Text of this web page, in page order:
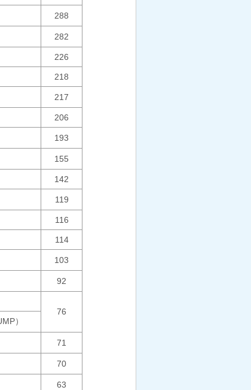
288
282
226
218
217
206
193
155
142
119
116
114
103
92
76
）
71
70
63